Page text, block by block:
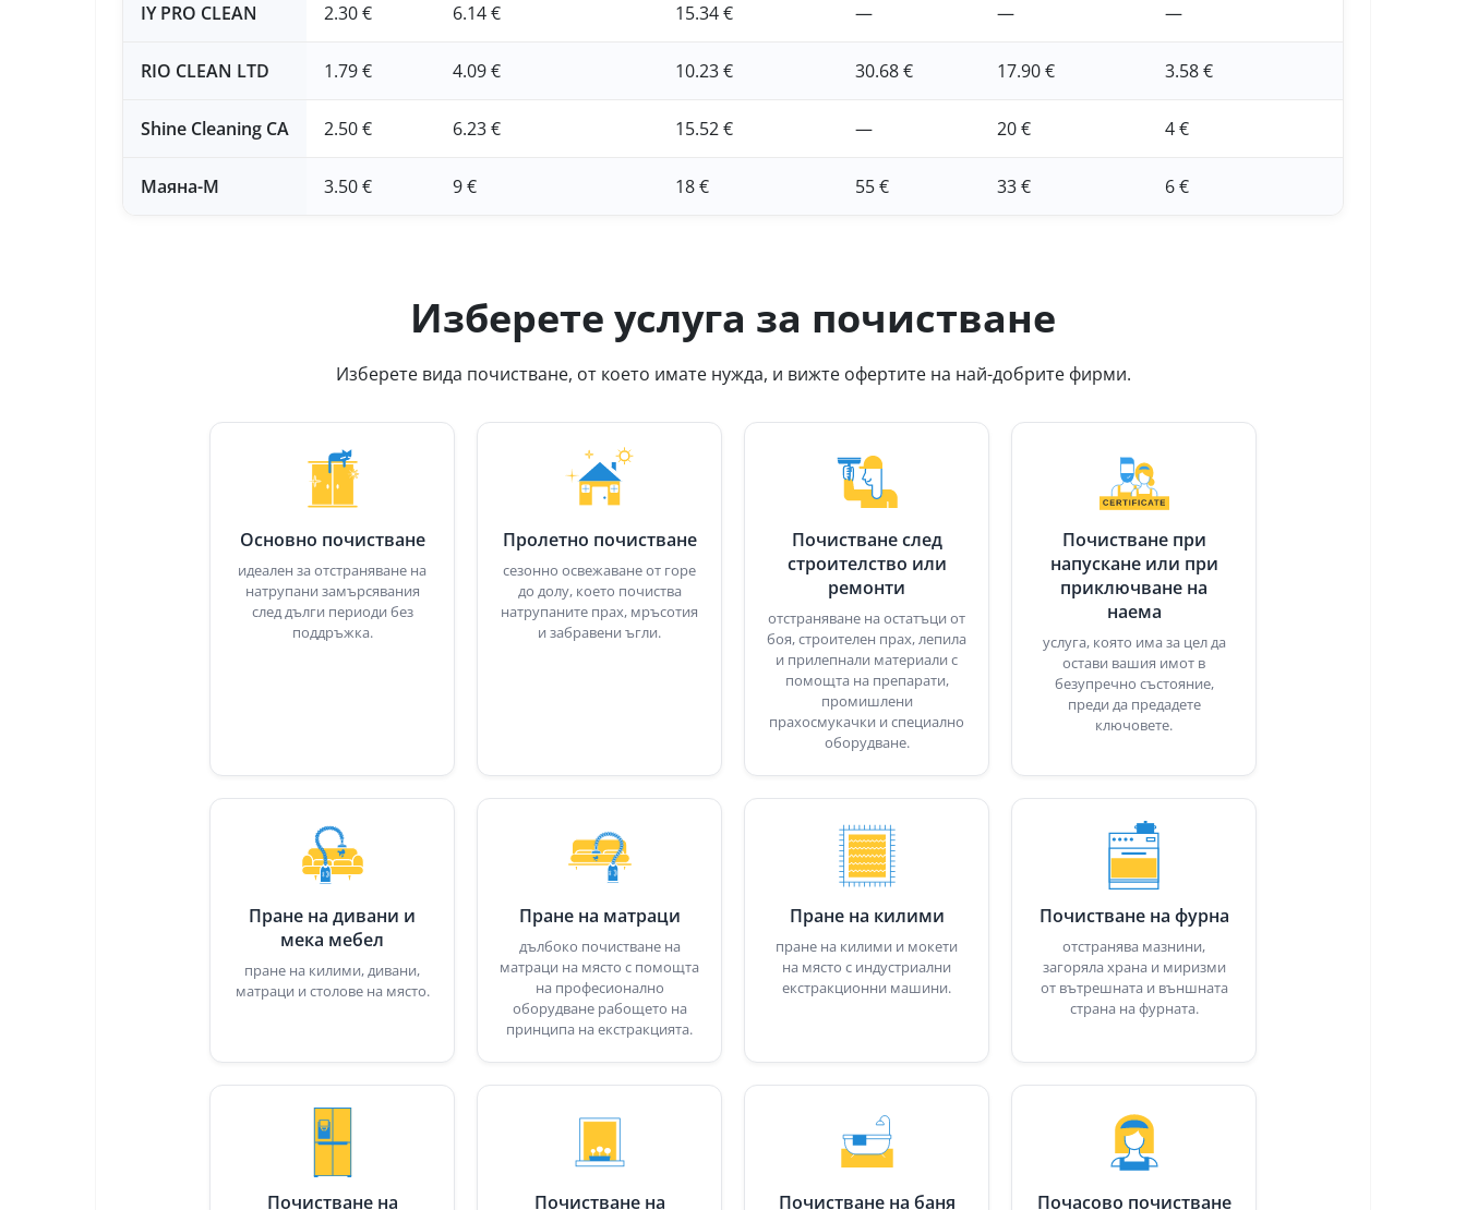
IY PRO CLEAN 2.30 € 6.14 € 15.34 € — — —
RIO CLEAN LTD 1.79 € 4.09 € 10.23 € 30.68 € 17.90 € 3.58 €
Shine Cleaning CA 2.50 € 6.23 € 15.52 € — 20 € 4 €
Маяна-М 3.50 € 9 € 18 € 55 € 33 € 6 €
Изберете услуга за почистване
Изберете вида почистване, от което имате нужда, и вижте офертите на най-добрите фирми.
Основно почистване
идеален за отстраняване на
натрупани замърсявания
след дълги периоди без
поддръжка.
Пролетно почистване
сезонно освежаване от горе
до долу, което почиства
натрупаните прах, мръсотия
и забравени ъгли.
Почистване след
строителство или
ремонти
отстраняване на остатъци от
боя, строителен прах, лепила
и прилепнали материали с
помощта на препарати,
промишлени
прахосмукачки и специално
оборудване.
Почистване при
напускане или при
приключване на
наема
услуга, която има за цел да
остави вашия имот в
безупречно състояние,
преди да предадете
ключовете.
Пране на дивани и
мека мебел
пране на килими, дивани,
матраци и столове на място.
Пране на матраци
дълбоко почистване на
матраци на място с помощта
на професионално
оборудване рабощето на
принципа на екстракцията.
Пране на килими
пране на килими и мокети
на място с индустриални
екстракционни машини.
Почистване на фурна
отстранява мазнини,
загоряла храна и миризми
от вътрешната и външната
страна на фурната.
Почистване на Почистване на Почистване на баня Почасово почистване